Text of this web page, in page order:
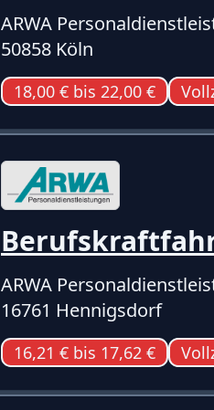
ARWA
50858 Köln
18,00 € bis 22,00 €
ARWA
16761 Hennigsdorf
16,21 € bis 17,62 €